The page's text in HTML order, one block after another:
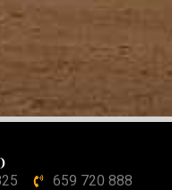
659 720 888